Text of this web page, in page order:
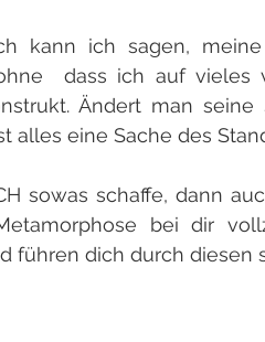
kann ich sagen,
dass ich auf vieles
Ändert man
alles eine Sache des
sowas schaffe, dann
bei dir
führen dich durch diesen